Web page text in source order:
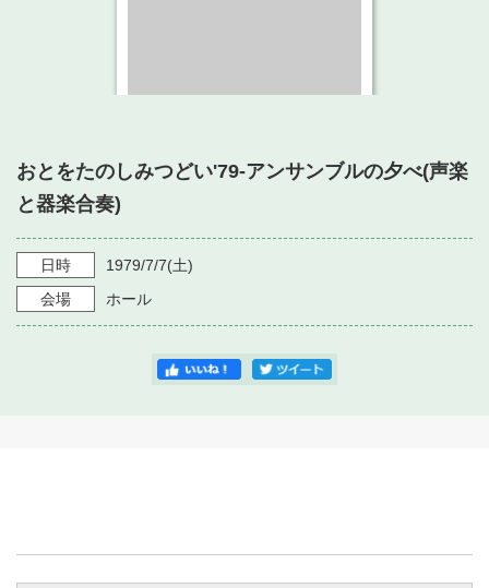
・ フロアマップ
・ よくある質問
・ 空き状況
・ 利用料金
・ 音楽堂のご案内
・ フロアマップ
・ 芸術参与
神奈川県立音楽堂
SNS
おとをたのしみつどい'79-アンサンブルの夕べ(声楽
と器楽合奏)
日時 1979/7/7(土)
会場
ホール